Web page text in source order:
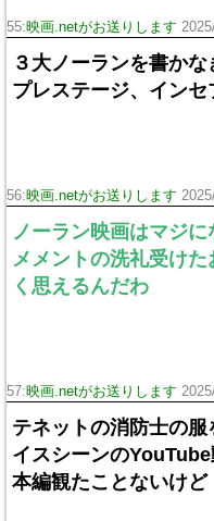
55:映画.netがお送りします
３大ノーランを書か
プレステージ、インセ
56:映画.netがお送りします
ノーラン映画はマジ
メメントの洗礼受け
く思えるんだわ
57:映画.netがお送りします
テネットの消防士の
イスシーンの
本編観たことないけど